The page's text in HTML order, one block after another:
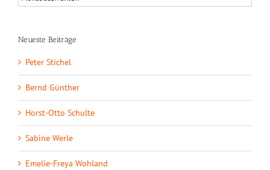
Neueste Beiträge
Peter Stichel
Bernd Günther
Horst-Otto Schulte
Sabine Werle
Emelie-Freya Wohland